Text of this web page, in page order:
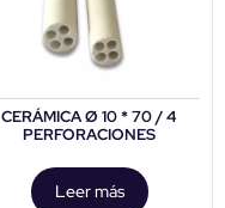
CERÁMICA Ø 10 * 70 / 4
PERFORACIONES
Leer más